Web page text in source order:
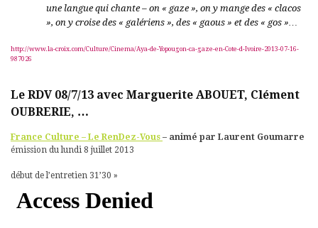
une langue qui chante – on « gaze », on y mange des « clacos
», on y croise des « galériens », des « gaous » et des « gos »…
http://www.la-croix.com/Culture/Cinema/Aya-de-Yopougon-ca-gaze-en-Cote-d-Ivoire-2013-07-16-
987026
Le RDV 08/7/13 avec Marguerite ABOUET, Clément
OUBRERIE, …
France Culture – Le RenDez-Vous – animé par Laurent Goumarre
émission du lundi 8 juillet 2013
début de l’entretien 31’30 »